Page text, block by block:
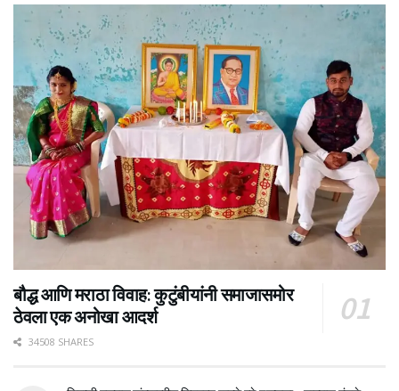
बौद्ध आणि मराठा विवाह: कुटुंबीयांनी समाजासमोर
ठेवला एक अनोखा आदर्श
34508 SHARES